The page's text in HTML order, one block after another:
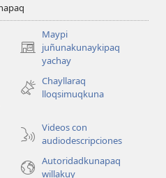
Maypi
juñunakunaykipaq
yachay
(abre
nueva
ventana)
Chayllaraq
lloqsimuqkuna
Videos con
audiodescripciones
Autoridadkunapaq
willakuy